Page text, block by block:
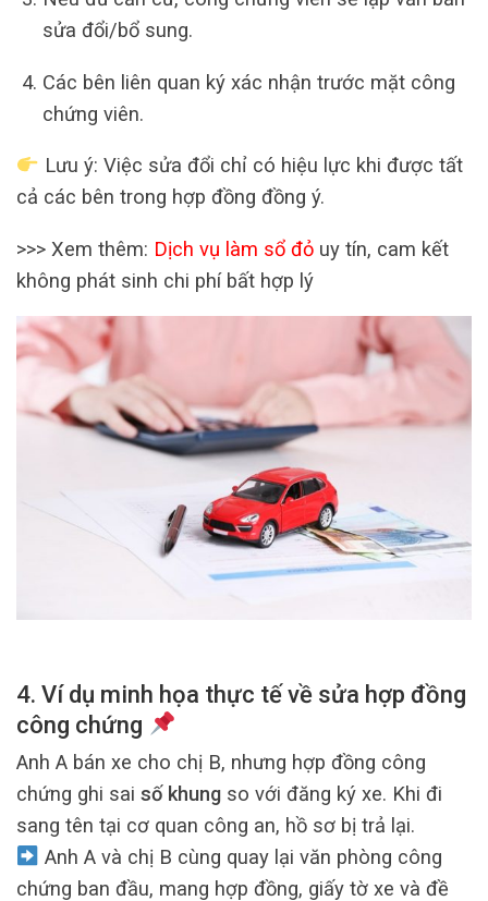
sửa đổi/bổ sung.
Các bên liên quan ký xác nhận trước mặt công
chứng viên.
Lưu ý: Việc sửa đổi chỉ có hiệu lực khi được tất
cả các bên trong hợp đồng đồng ý.
>>> Xem thêm: Dịch vụ làm sổ đỏ uy tín, cam kết
không phát sinh chi phí bất hợp lý
4. Ví dụ minh họa thực tế về sửa hợp đồng
công chứng
Anh A bán xe cho chị B, nhưng hợp đồng công
chứng ghi sai số khung so với đăng ký xe. Khi đi
sang tên tại cơ quan công an, hồ sơ bị trả lại.
Anh A và chị B cùng quay lại văn phòng công
chứng ban đầu, mang hợp đồng, giấy tờ xe và đề